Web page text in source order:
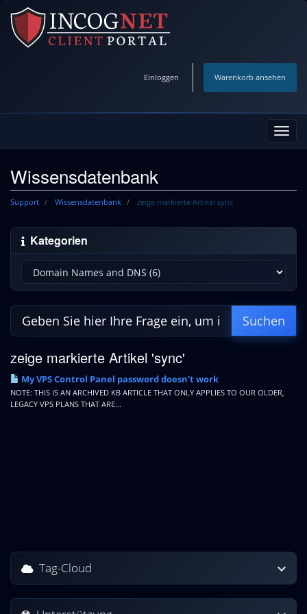
Einloggen Warenkorb ansehen
ein-/
Wissensdatenbank
Support Wissensdatenbank zeige markierte Artikel sync
Kategorien
zeige markierte Artikel 'sync'
My VPS Control Panel password doesn't work
NOTE: THIS IS AN ARCHIVED KB ARTICLE THAT ONLY APPLIES TO OUR OLDER,
LEGACY VPS PLANS THAT ARE...
Tag-Cloud